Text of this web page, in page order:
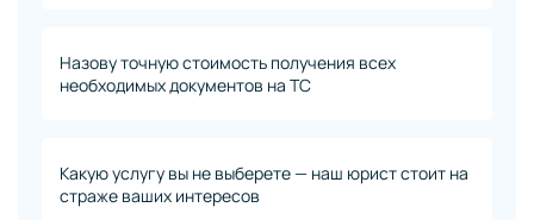
Назову точную стоимость получения всех
необходимых документов на ТС
Какую услугу вы не выберете — наш юрист стоит на
страже ваших интересов